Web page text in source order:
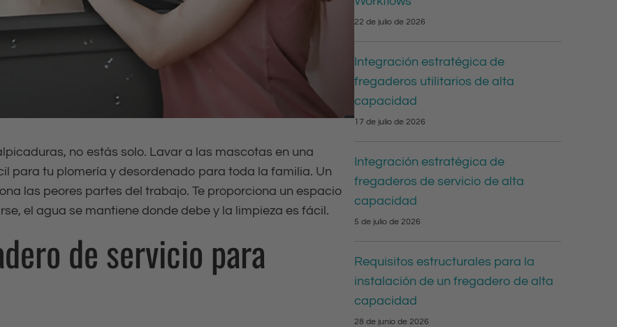
no estás solo. Lavar a las mascotas en una
para tu plomería y desordenado para toda la familia. Un
las peores partes del trabajo. Te proporciona un espacio
el agua se mantiene donde debe y la limpieza es fácil.
de servicio para
22 de julio de 2026
Integración estratégica de
fregaderos utilitarios de alta
capacidad
17 de julio de 2026
Integración estratégica de
fregaderos de servicio de alta
capacidad
5 de julio de 2026
Requisitos estructurales para la
instalación de un fregadero de alta
capacidad
28 de junio de 2026